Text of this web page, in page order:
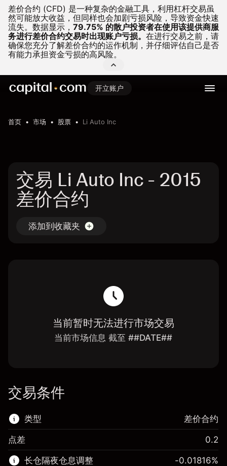
差价合约 (CFD) 是一种复杂的金融工具，利用杠杆交易虽
然可能放大收益，但同样也会加剧亏损风险，导致资金快速
流失。 数据显示， 79.75% 的散户投资者在使用该提供商服
务进行差价合约交易时出现账户亏损。 在进行交易之前，请
确保您充分了解差价合约的运作机制，并仔细评估自己是否
有能力承担资金亏损的高风险。
开立账户
首页 市场 股票 Li Auto Inc
交易 Li Auto Inc - 2015
差价合约
添加到收藏夹
当前暂时无法进行市场交易
当前市场信息 截至 ##DATE##
交易条件
类型
该金融市场可进行差价合约交易。
差价合约
点差 0.2
长仓隔夜仓息调整 -0.01816%